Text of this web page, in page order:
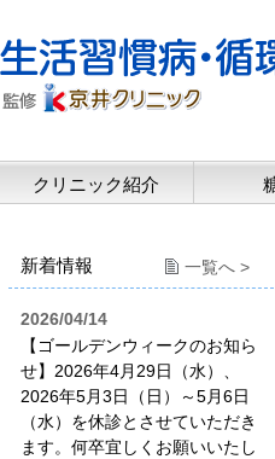
クリニック紹介
新着情報 一覧へ >
2026/04/14
【ゴールデンウィークのお知ら
せ】2026年4月29日（水）、
2026年5月3日（日）～5月6日
（水）を休診とさせていただき
ます。何卒宜しくお願いいたし